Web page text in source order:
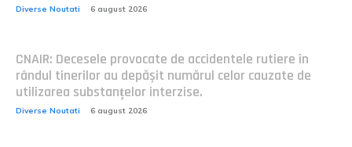
Diverse Noutati 6 august 2026
CNAIR: Decesele provocate de accidentele rutiere în
rândul tinerilor au depășit numărul celor cauzate de
utilizarea substanțelor interzise.
Diverse Noutati 6 august 2026